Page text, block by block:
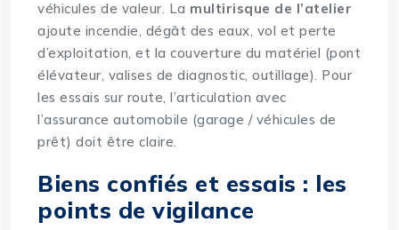
véhicules de valeur. La multirisque de l’atelier
ajoute incendie, dégât des eaux, vol et perte
d’exploitation, et la couverture du matériel (pont
élévateur, valises de diagnostic, outillage). Pour
les essais sur route, l’articulation avec
l’assurance automobile (garage / véhicules de
prêt) doit être claire.
Biens confiés et essais : les
points de vigilance